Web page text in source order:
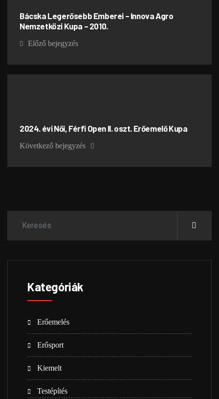
Bácska Legerősebb Emberei – Innova Agro
Nemzetközi Kupa – 2010.
Előző bejegyzés
2024. évi Női, Férfi Open II. oszt. Erőemelő Kupa
Következő bejegyzés
Kategóriák
Erőemelés
Erősport
Kiemelt
Testépítés